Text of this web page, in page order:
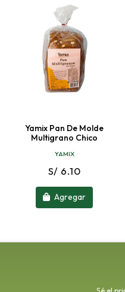
Yamix Pan De Molde
Multigrano Chico
YAMIX
S/ 6.10
Agregar